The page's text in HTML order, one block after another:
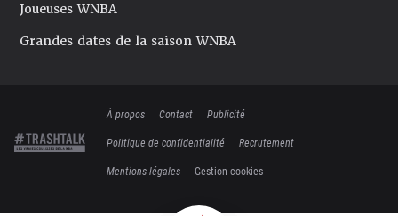
Joueuses WNBA
Grandes dates de la saison WNBA
À propos Contact
Publicité
Politique de confidentialité
Recrutement
Mentions légales
Gestion cookies